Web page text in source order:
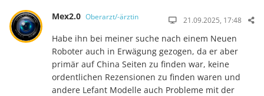
Mex2.0 Oberarzt/-ärztin 21.09.2025, 17:48
Habe ihn bei meiner suche nach einem Neuen
Roboter auch in Erwägung gezogen, da er aber
primär auf China Seiten zu finden war, keine
ordentlichen Rezensionen zu finden waren und
andere Lefant Modelle auch Probleme mit der